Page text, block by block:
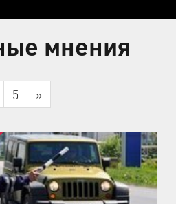
мнения
5 »